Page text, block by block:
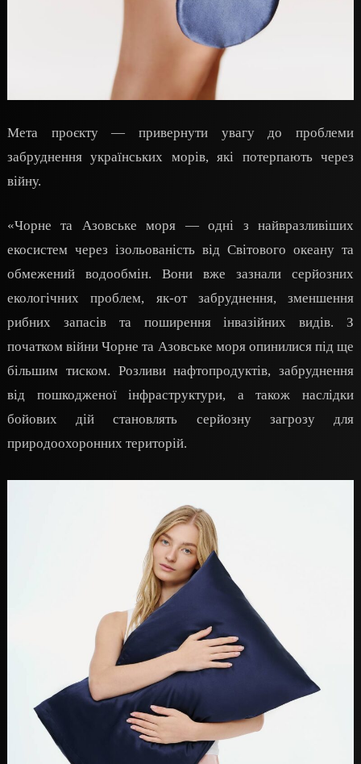
Мета проєкту — привернути увагу до проблеми
забруднення українських морів, які потерпають через
війну.
«Чорне та Азовське моря — одні з найвразливіших
екосистем через ізольованість від Світового океану та
обмежений водообмін. Вони вже зазнали серйозних
екологічних проблем, як-от забруднення, зменшення
рибних запасів та поширення інвазійних видів. З
початком війни Чорне та Азовське моря опинилися під ще
більшим тиском. Розливи нафтопродуктів, забруднення
від пошкодженої інфраструктури, а також наслідки
бойових дій становлять серйозну загрозу для
природоохоронних територій.